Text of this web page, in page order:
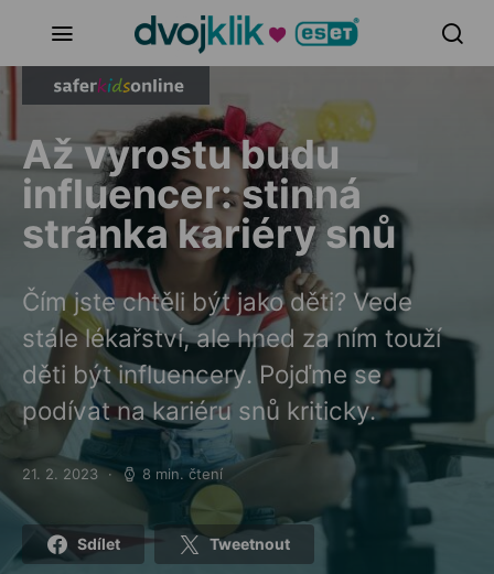
Až vyrostu budu
influencer: stinná
stránka kariéry snů
Čím jste chtěli být jako děti? Vede
stále lékařství, ale hned za ním touží
děti být influencery. Pojďme se
podívat na kariéru snů kriticky.
Posted on
21. 2. 2023 8 min. čtení
Sdílet Tweetnout